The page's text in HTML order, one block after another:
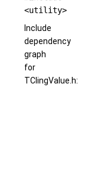
<utility>
Include
dependency
graph
for
TClingValue.h: